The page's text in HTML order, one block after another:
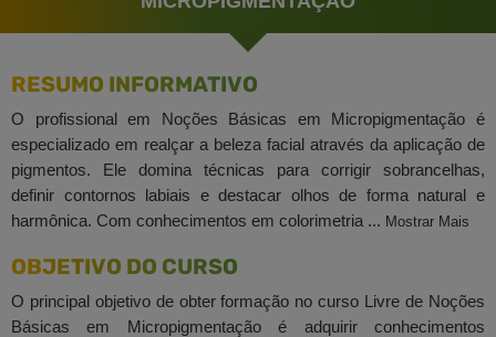
RESUMO INFORMATIVO
O profissional em Noções Básicas em Micropigmentação é
especializado em realçar a beleza facial através da aplicação de
pigmentos. Ele domina técnicas para corrigir sobrancelhas,
definir contornos labiais e destacar olhos de forma natural e
harmônica. Com conhecimentos em colorimetria ... Mostrar Mais
OBJETIVO DO CURSO
O principal objetivo de obter formação no curso Livre de Noções
Básicas em Micropigmentação é adquirir conhecimentos